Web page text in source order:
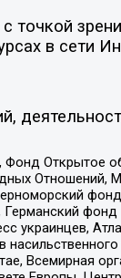
в сети
Открытое
Отношений,
Всемирная